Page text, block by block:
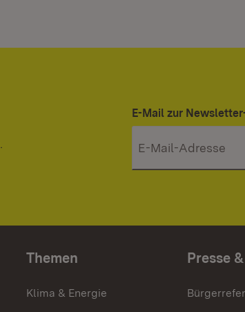
E-Mail zur
Themen
Klima & Energie
Presse